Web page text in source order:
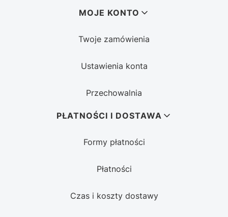
MOJE KONTO
Twoje zamówienia
Ustawienia konta
Przechowalnia
PŁATNOŚCI I DOSTAWA
Formy płatności
Płatności
Czas i koszty dostawy